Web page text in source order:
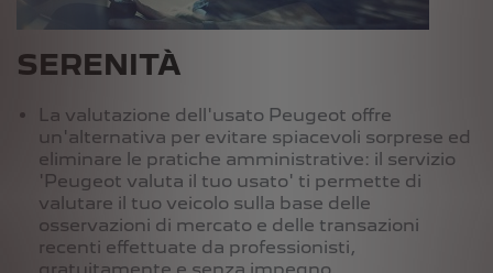
SERENITÀ
La valutazione dell'usato Peugeot offre
un'alternativa per evitare spiacevoli sorprese ed
eliminare le pratiche amministrative: il servizio
'Peugeot valuta il tuo usato' ti permette di
valutare il tuo veicolo sulla base delle
osservazioni di mercato e delle transazioni
recenti effettuate da professionisti,